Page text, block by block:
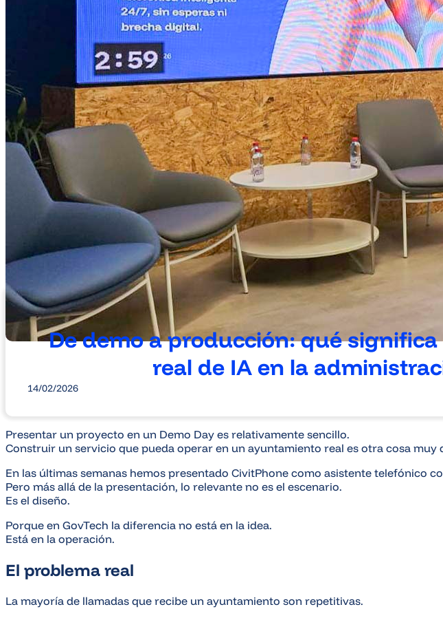
De demo a producción: qué
real de IA en la
14/02/2026
Presentar un proyecto en un Demo Day es relativamente sencillo.
Construir un servicio que pueda operar en un ayuntamiento real es otra cosa muy
En las últimas semanas hemos presentado CivitPhone como asistente telefónico
Pero más allá de la presentación, lo relevante no es el escenario.
Es el diseño.
Porque en GovTech la diferencia no está en la idea.
Está en la operación.
El problema real
La mayoría de llamadas que recibe un ayuntamiento son repetitivas.